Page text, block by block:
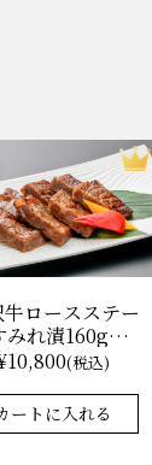
ロースステー
みれ漬160g×3
480g) 木箱入
酒粕漬け/冷蔵
送料無料
(税込)
4.9 8件
ートに入れる